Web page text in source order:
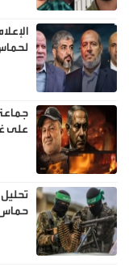
على